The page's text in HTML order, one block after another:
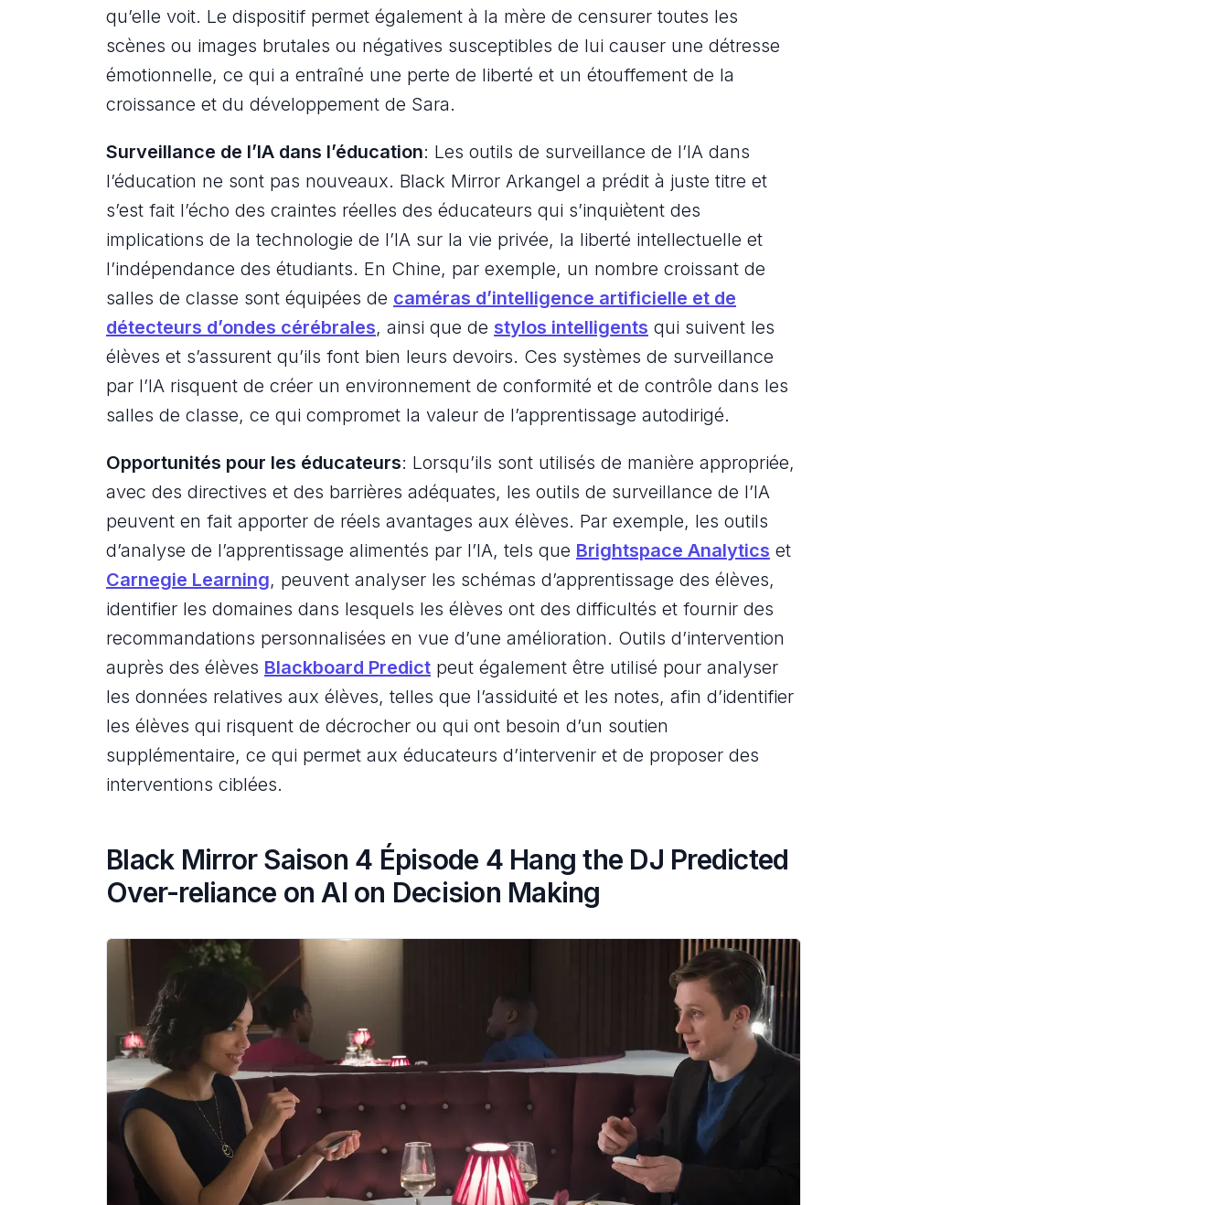
qu’elle voit. Le dispositif permet également à la mère de censurer toutes les
scènes ou images brutales ou négatives susceptibles de lui causer une détresse
émotionnelle, ce qui a entraîné une perte de liberté et un étouffement de la
croissance et du développement de Sara.
Surveillance de l’IA dans l’éducation: Les outils de surveillance de l’IA dans
l’éducation ne sont pas nouveaux. Black Mirror Arkangel a prédit à juste titre et
s’est fait l’écho des craintes réelles des éducateurs qui s’inquiètent des
implications de la technologie de l’IA sur la vie privée, la liberté intellectuelle et
l’indépendance des étudiants. En Chine, par exemple, un nombre croissant de
salles de classe sont équipées de caméras d’intelligence artificielle et de
détecteurs d’ondes cérébrales, ainsi que de stylos intelligents qui suivent les
élèves et s’assurent qu’ils font bien leurs devoirs. Ces systèmes de surveillance
par l’IA risquent de créer un environnement de conformité et de contrôle dans les
salles de classe, ce qui compromet la valeur de l’apprentissage autodirigé.
Opportunités pour les éducateurs: Lorsqu’ils sont utilisés de manière appropriée,
avec des directives et des barrières adéquates, les outils de surveillance de l’IA
peuvent en fait apporter de réels avantages aux élèves. Par exemple, les outils
d’analyse de l’apprentissage alimentés par l’IA, tels que Brightspace Analytics et
Carnegie Learning, peuvent analyser les schémas d’apprentissage des élèves,
identifier les domaines dans lesquels les élèves ont des difficultés et fournir des
recommandations personnalisées en vue d’une amélioration. Outils d’intervention
auprès des élèves Blackboard Predict peut également être utilisé pour analyser
les données relatives aux élèves, telles que l’assiduité et les notes, afin d’identifier
les élèves qui risquent de décrocher ou qui ont besoin d’un soutien
supplémentaire, ce qui permet aux éducateurs d’intervenir et de proposer des
interventions ciblées.
Black Mirror Saison 4 Épisode 4 Hang the DJ Predicted
Over-reliance on AI on Decision Making